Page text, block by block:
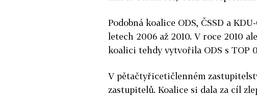
Podobná koalice ODS, ČSSD a
letech 2006 až 2010. V roce 2010
koalici tehdy vytvořila ODS s TOP
V pětačtyřicetičlenném
zastupitelů. Koalice si dala za cíl